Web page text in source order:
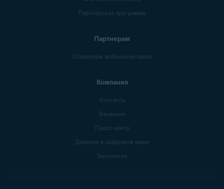
Партнерская программа
Партнерам
Операторы мобильной связи
Компания
Контакты
Вакансии
Пресс-центр
Доверие в цифровом мире
Технология